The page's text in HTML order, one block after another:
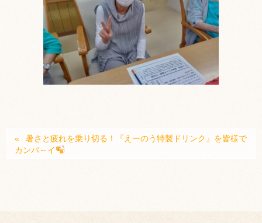
暑さと疲れを乗り切る！『えーのう特製ドリンク』を皆様で
カンパ～イ